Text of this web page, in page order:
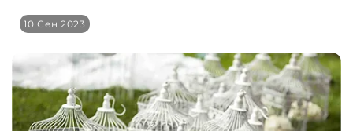
10 Сен 2023